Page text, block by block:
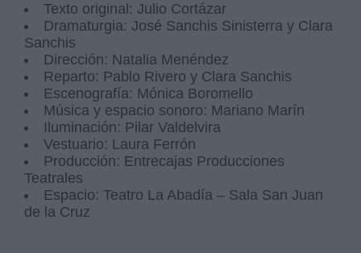
Texto original: Julio Cortázar
Dramaturgia: José Sanchis Sinisterra y Clara
Sanchis
Dirección: Natalia Menéndez
Reparto: Pablo Rivero y Clara Sanchis
Escenografía: Mónica Boromello
Música y espacio sonoro: Mariano Marín
Iluminación: Pilar Valdelvira
Vestuario: Laura Ferrón
Producción: Entrecajas Producciones
Teatrales
Espacio: Teatro La Abadía – Sala San Juan
de la Cruz